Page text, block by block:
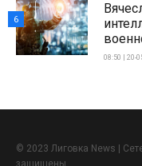
08:50 | 20-
6
© 2023 Лиговка News |
защищены.